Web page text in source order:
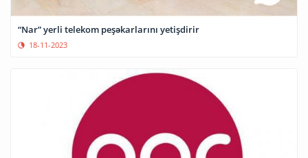
“Nar” yerli telekom peşəkarlarını yetişdirir
18-11-2023